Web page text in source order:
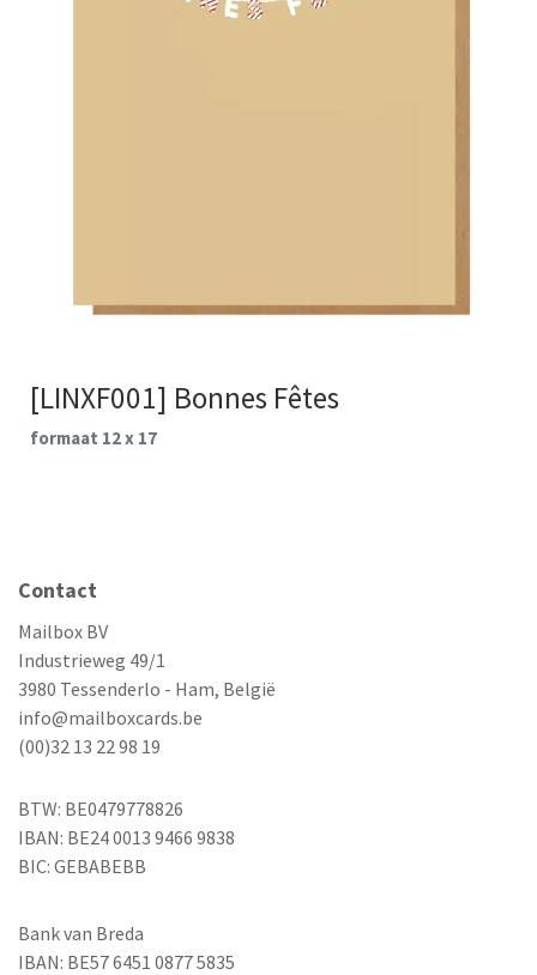
[LINXF001] Bonnes Fêtes
formaat 12 x 17
Contact
Mailbox BV
Industrieweg 49/1
3980 Tessenderlo - Ham, België
info@mailboxcards.be
(00)32 13 22 98 19
BTW: BE0479778826
IBAN: BE24 0013 9466 9838
BIC: GEBABEBB
Bank van Breda
IBAN: BE57 6451 0877 5835